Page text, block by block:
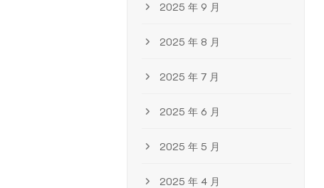
2025 年 9 月
2025 年 8 月
2025 年 7 月
2025 年 6 月
2025 年 5 月
2025 年 4 月